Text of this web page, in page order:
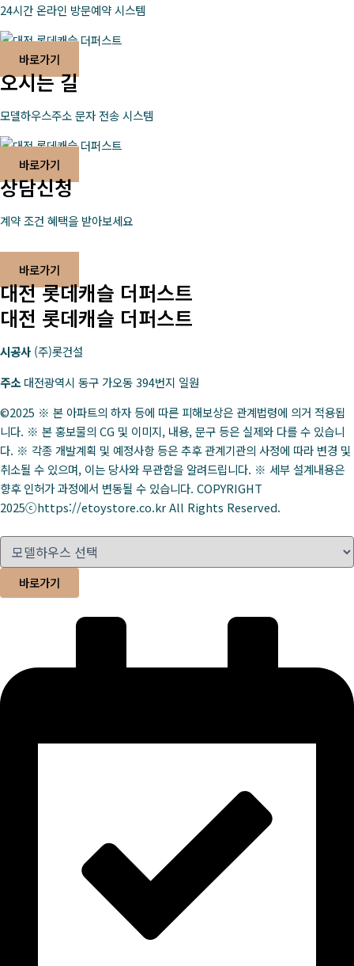
24시간 온라인 방문예약 시스템
바로가기
오시는 길
모델하우스주소 문자 전송 시스템
바로가기
상담신청
계약 조건 혜택을 받아보세요
바로가기
대전 롯데캐슬 더퍼스트
대전 롯데캐슬 더퍼스트
시공사 (주)롯건설
주소대전광역시 동구 가오동 394번지 일원
©2025 ※ 본 아파트의 하자 등에 따른 피해보상은 관계법령에 의거 적용됩
니다. ※ 본 홍보물의 CG 및 이미지, 내용, 문구 등은 실제와 다를 수 있습니
다. ※ 각종 개발계획 및 예정사항 등은 추후 관계기관의 사정에 따라 변경 및
취소될 수 있으며, 이는 당사와 무관함을 알려드립니다. ※ 세부 설계내용은
향후 인허가 과정에서 변동될 수 있습니다. COPYRIGHT
2025ⓒhttps://etoystore.co.kr All Rights Reserved.
바로가기